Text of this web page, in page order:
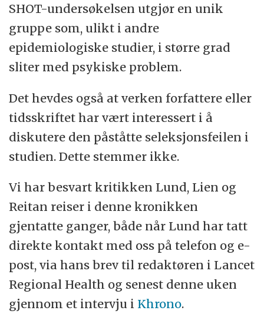
SHOT-undersøkelsen utgjør en unik
gruppe som, ulikt i andre
epidemiologiske studier, i større grad
sliter med psykiske problem.
Det hevdes også at verken forfattere eller
tidsskriftet har vært interessert i å
diskutere den påståtte seleksjonsfeilen i
studien. Dette stemmer ikke.
Vi har besvart kritikken Lund, Lien og
Reitan reiser i denne kronikken
gjentatte ganger, både når Lund har tatt
direkte kontakt med oss på telefon og e-
post, via hans brev til redaktøren i Lancet
Regional Health og senest denne uken
gjennom et intervju i Khrono.